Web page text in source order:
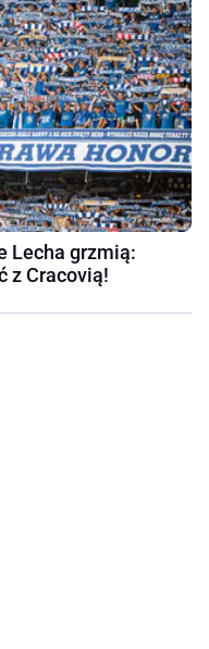
Lecha grzmią:
z Cracovią!